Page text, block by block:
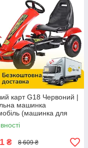
карт G18 Червоний |
машинка
(машинка для
₴ 8 609 ₴